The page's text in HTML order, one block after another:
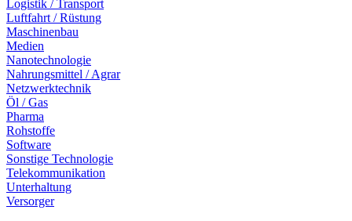
Logistik / Transport
Luftfahrt / Rüstung
Maschinenbau
Medien
Nanotechnologie
Nahrungsmittel / Agrar
Netzwerktechnik
Öl / Gas
Pharma
Rohstoffe
Software
Sonstige Technologie
Telekommunikation
Unterhaltung
Versorger